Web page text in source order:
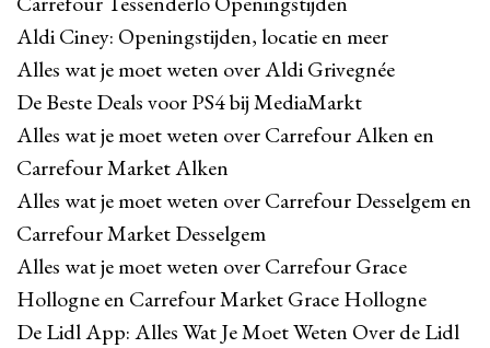
Aldi Ciney: Openingstijden, locatie en meer
Alles wat je moet weten over Aldi Grivegnée
De Beste Deals voor PS4 bij MediaMarkt
Alles wat je moet weten over Carrefour Alken en
Carrefour Market Alken
Alles wat je moet weten over Carrefour Desselgem en
Carrefour Market Desselgem
Alles wat je moet weten over Carrefour Grace
Hollogne en Carrefour Market Grace Hollogne
De Lidl App: Alles Wat Je Moet Weten Over de Lidl